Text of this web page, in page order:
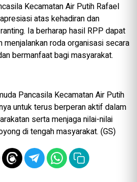
Kecamatan Air Putih Rafael
atas kehadiran dan
Ia berharap hasil RPP dapat
menjalankan roda organisasi secara
bermanfaat bagi masyarakat.
Pancasila Kecamatan Air Putih
untuk terus berperan aktif dalam
serta menjaga nilai-nilai
di tengah masyarakat. (GS)